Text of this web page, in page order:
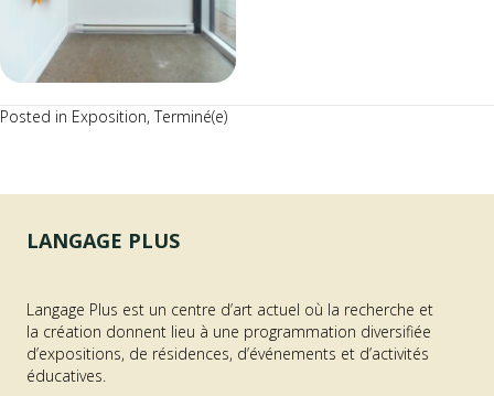
Posted in Exposition,Terminé(e)
LANGAGE PLUS
Langage Plus est un centre d’art actuel où la recherche et
la création donnent lieu à une programmation diversifiée
d’expositions, de résidences, d’événements et d’activités
éducatives.